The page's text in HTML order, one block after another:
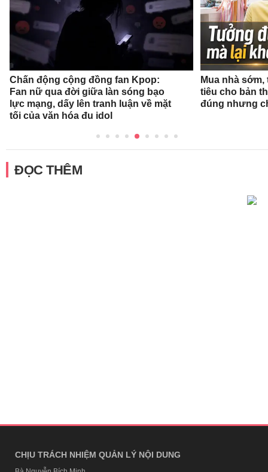
Chấn động cộng đồng fan Kpop:
Fan nữ qua đời giữa làn sóng bạo
lực mạng, dấy lên tranh luận về mặt
tối của văn hóa đu idol
Mua nhà
tiêu cho bản
đúng nhưng
ĐỌC THÊM
CHỊU TRÁCH NHIỆM QUẢN LÝ NỘI DUNG